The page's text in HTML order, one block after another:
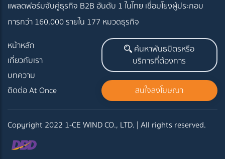
แพลตฟอร์มจับคู่ธุรกิจ B2B อันดับ 1 ในไทย เชื่อมโยงผู้ประกอบ
การกว่า 160,000 รายใน 177 หมวดธุรกิจ
หน้าหลัก
เกี่ยวกับเรา
บทความ
ติดต่อ At Once
ค้นหาพันธมิตรหรือ
บริการที่ต้องการ
สนใจลงโฆษณา
Copyright 2022 1-CE WIND CO., LTD. | All rights reserved.